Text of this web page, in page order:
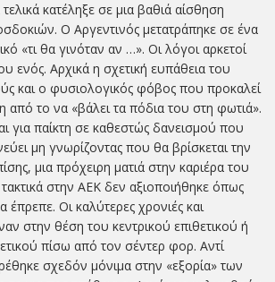
κατέληξε σε μια βαθιά αίσθηση
Ο Αργεντινός μετατράπηκε σε ένα
«τι θα γινόταν αν …». Οι λόγοι αρκετοί
ενός. Αρχικά η σχετική ευπάθεια του
και ο φυσιολογικός φόβος που προκαλεί
από το να «βάλει τα πόδια του στη φωτιά».
για παίκτη σε καθεστώς δανεισμού που
μη γνωρίζοντας που θα βρίσκεται την
μια πρόχειρη ματιά στην καριέρα του
τακτικά στην ΑΕΚ δεν αξιοποιήθηκε όπως
Οι καλύτερες χρονιές και
στην θέση του κεντρικού επιθετικού ή
πίσω από τον σέντερ φορ. Αντί
σχεδόν μόνιμα στην «εξορία» των